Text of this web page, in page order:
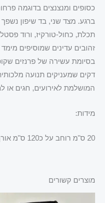
כסופים ומנצנצים בדוגמה
ברגע. מצד שני, בד שיפון נשפך
תכלת, כחול-טורקיז, ורוד
זהובים עדינים שמוסיפים
בסיומת עשירה של פרנזים
דקים שמעניקים תנועה
המושלמת לאירועים, חגים או
מידות:
20 ס"מ רוחב על כ120 ס"מ אורך
מוצרים קשורים